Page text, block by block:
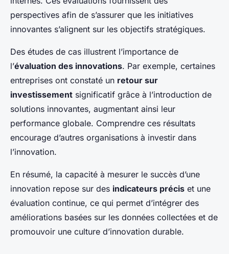
perspectives afin de s’assurer que les initiatives
innovantes s’alignent sur les objectifs stratégiques.
Des études de cas illustrent l’importance de
l’évaluation des innovations. Par exemple, certaines
entreprises ont constaté un retour sur
investissement significatif grâce à l’introduction de
solutions innovantes, augmentant ainsi leur
performance globale. Comprendre ces résultats
encourage d’autres organisations à investir dans
l’innovation.
En résumé, la capacité à mesurer le succès d’une
innovation repose sur des indicateurs précis et une
évaluation continue, ce qui permet d’intégrer des
améliorations basées sur les données collectées et de
promouvoir une culture d’innovation durable.